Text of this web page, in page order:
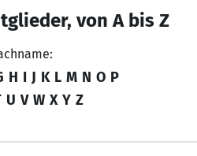
von A bis Z
H I J K L M N O P
U V W X Y Z